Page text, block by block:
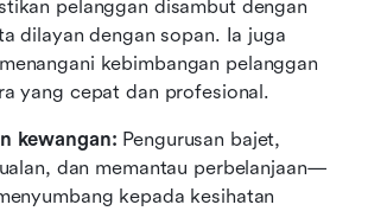
pelanggan disambut dengan
dilayan dengan sopan. Ia juga
kebimbangan pelanggan
yang cepat dan profesional.
kewangan: Pengurusan bajet,
dan memantau perbelanjaan—
kepada kesihatan